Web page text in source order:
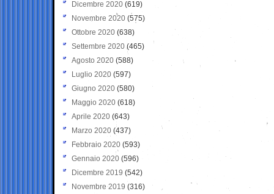
Dicembre 2020 (619)
Novembre 2020 (575)
Ottobre 2020 (638)
Settembre 2020(465)
Agosto 2020 (588)
Luglio 2020 (597)
Giugno 2020 (580)
Maggio 2020 (618)
Aprile 2020 (643)
Marzo 2020 (437)
Febbraio 2020 (593)
Gennaio 2020 (596)
Dicembre 2019 (542)
Novembre 2019 (316)